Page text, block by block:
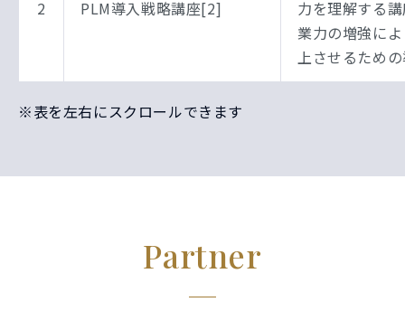
2 PLM導入戦略講座[2]
力を理解する
業力の増強に
上させるため
※表を左右にスクロールできます
Partner